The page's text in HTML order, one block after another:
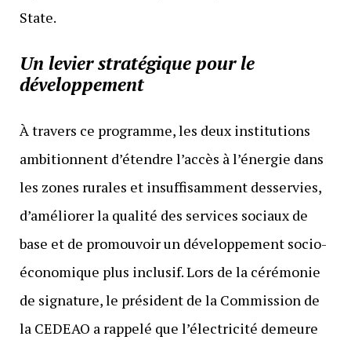
State.
Un levier stratégique pour le
développement
À travers ce programme, les deux institutions
ambitionnent d’étendre l’accès à l’énergie dans
les zones rurales et insuffisamment desservies,
d’améliorer la qualité des services sociaux de
base et de promouvoir un développement socio-
économique plus inclusif. Lors de la cérémonie
de signature, le président de la Commission de
la CEDEAO a rappelé que l’électricité demeure